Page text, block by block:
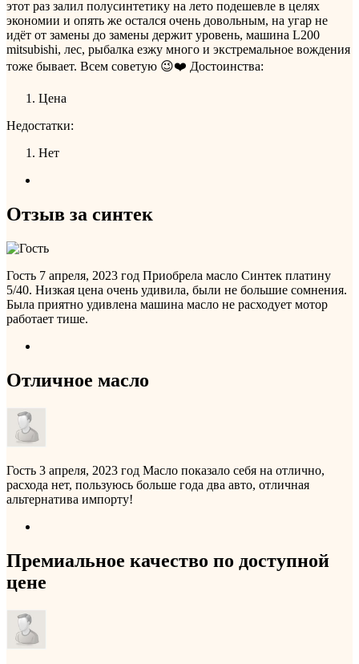
этот раз залил полусинтетику на лето подешевле в целях
экономии и опять же остался очень довольным, на угар не
идёт от замены до замены держит уровень, машина L200
mitsubishi, лес, рыбалка езжу много и экстремальное вождения
тоже бывает. Всем советую 😉❤️ Достоинства:
Цена
Недостатки:
Нет
Отзыв за синтек
Гость 7 апреля, 2023 год Приобрела масло Синтек платину
5/40. Низкая цена очень удивила, были не большие сомнения.
Была приятно удивлена машина масло не расходует мотор
работает тише.
Отличное масло
Гость 3 апреля, 2023 год Масло показало себя на отлично,
расхода нет, пользуюсь больше года два авто, отличная
альтернатива импорту!
Премиальное качество по доступной
цене